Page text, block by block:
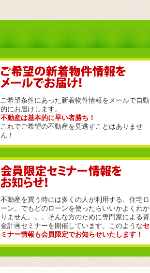
ご希望条件にあった新着物件情報をメールで自動
的にお届けします。
不動産は基本的に早い者勝ち！
これでご希望の不動産を見逃すことはありませ
ん！
不動産を買う時には多くの人が利用する、住宅ロ
ーン。でもどのローンを使ったらいいかよくわか
りません。。。そんな方のために専門家による資
金計画セミナーを開催しています。このようなセ
ミナー情報も会員限定でお知らせいたします！